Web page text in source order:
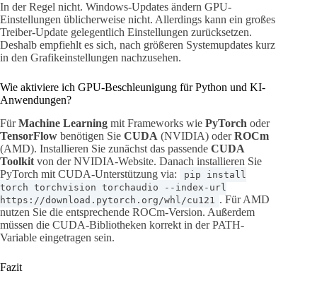
In der Regel nicht. Windows-Updates ändern GPU-
Einstellungen üblicherweise nicht. Allerdings kann ein großes
Treiber-Update gelegentlich Einstellungen zurücksetzen.
Deshalb empfiehlt es sich, nach größeren Systemupdates kurz
in den Grafikeinstellungen nachzusehen.
Wie aktiviere ich GPU-Beschleunigung für Python und KI-
Anwendungen?
FürMachine Learning mit Frameworks wie PyTorch oder
TensorFlow benötigen Sie CUDA (NVIDIA) oderROCm
(AMD). Installieren Sie zunächst das passende CUDA
Toolkit von der NVIDIA-Website. Danach installieren Sie
PyTorch mit CUDA-Unterstützung via:
pip install
torch torchvision torchaudio --index-url
https://download.pytorch.org/whl/cu121 . Für AMD
nutzen Sie die entsprechende ROCm-Version. Außerdem
müssen die CUDA-Bibliotheken korrekt in der PATH-
Variable eingetragen sein.
Fazit